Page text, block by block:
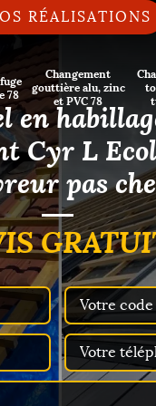
RÉALISATIONS
78
Changement
gouttière alu, zinc
et PVC 78
en
Cyr L
pas